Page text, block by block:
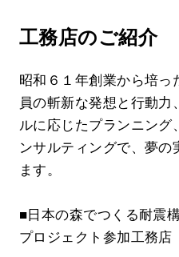
工務店のご紹介
昭和６１年創業から培っ
員の斬新な発想と行動力
ルに応じたプランニング
ンサルティングで、夢の
ます。
■日本の森でつくる耐震
プロジェクト参加工務店